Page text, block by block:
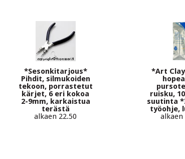
*Sesonkitarjous*
Pihdit, silmukoiden
tekoon, porrastetut
kärjet, 6 eri kokoa
2-9mm, karkaistua
terästä
alkaen 22.50
*Art
ruisku,
suutinta
työohje,
alkaen